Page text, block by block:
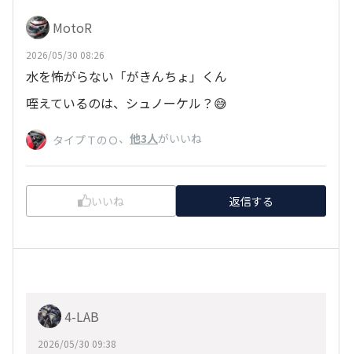
MotoR
2026/05/30 08:26
水を怖がらない「がきんちょ」くん
咥えているのは、シュノーケル？😅
タイプＴのＯ、 他3人がいいね
いいね 返信する
4-LAB
2026/05/30 09:38